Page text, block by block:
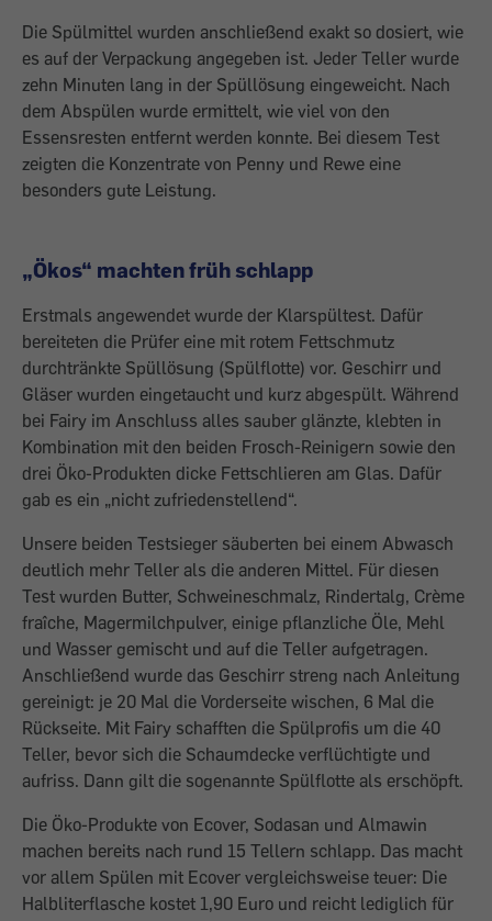
Die Spülmittel wurden anschließend exakt so dosiert, wie
es auf der Verpackung angegeben ist. Jeder Teller wurde
zehn Minuten lang in der Spüllösung eingeweicht. Nach
dem Abspülen wurde ermittelt, wie viel von den
Essensresten entfernt werden konnte. Bei diesem Test
zeigten die Konzentrate von Penny und Rewe eine
besonders gute Leistung.
„Ökos“ machten früh schlapp
Erstmals angewendet wurde der Klarspültest. Dafür
bereiteten die Prüfer eine mit rotem Fettschmutz
durchtränkte Spüllösung (Spülflotte) vor. Geschirr und
Gläser wurden eingetaucht und kurz abgespült. Während
bei Fairy im Anschluss alles sauber glänzte, klebten in
Kombination mit den beiden Frosch-Reinigern sowie den
drei Öko-Produkten dicke Fettschlieren am Glas. Dafür
gab es ein „nicht zufriedenstellend“.
Unsere beiden Testsieger säuberten bei einem Abwasch
deutlich mehr Teller als die anderen Mittel. Für diesen
Test wurden Butter, Schweineschmalz, Rindertalg, Crème
fraîche, Magermilchpulver, einige pflanzliche Öle, Mehl
und Wasser gemischt und auf die Teller aufgetragen.
Anschließend wurde das Geschirr streng nach Anleitung
gereinigt: je 20 Mal die Vorderseite wischen, 6 Mal die
Rückseite. Mit Fairy schafften die Spülprofis um die 40
Teller, bevor sich die Schaumdecke verflüchtigte und
aufriss. Dann gilt die sogenannte Spülflotte als erschöpft.
Die Öko-Produkte von Ecover, Sodasan und Almawin
machen bereits nach rund 15 Tellern schlapp. Das macht
vor allem Spülen mit Ecover vergleichsweise teuer: Die
Halbliterflasche kostet 1,90 Euro und reicht lediglich für